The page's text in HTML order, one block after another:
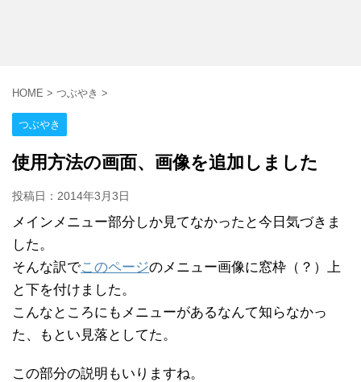
HOME > つぶやき >
つぶやき
使用方法の画面、画像を追加しました
投稿日： 2014年3月3日
メインメニュー部分しか見てなかったと今日気づきま
した。
そんな訳でこのページのメニュー画像に窓枠（？）上
と下を付けました。
こんなところにもメニューがあるなんて知らなかっ
た、もとい見落としてた。
この部分の説明もいりますね。